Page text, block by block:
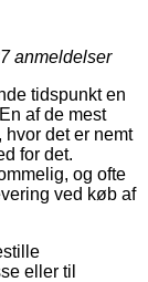
anmeldelser
tidspunkt en
af de mest
hvor det er nemt
for det.
og ofte
ved køb af
eller til